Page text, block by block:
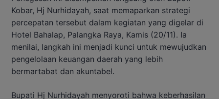
Kobar, Hj Nurhidayah, saat memaparkan strategi
percepatan tersebut dalam kegiatan yang digelar di
Hotel Bahalap, Palangka Raya, Kamis (20/11). Ia
menilai, langkah ini menjadi kunci untuk mewujudkan
pengelolaan keuangan daerah yang lebih
bermartabat dan akuntabel.
Bupati Hj Nurhidayah menyoroti bahwa keberhasilan